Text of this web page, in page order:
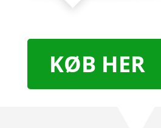
KØB HER